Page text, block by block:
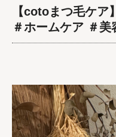
【cotoまつ毛ケ
＃ホームケア ＃美